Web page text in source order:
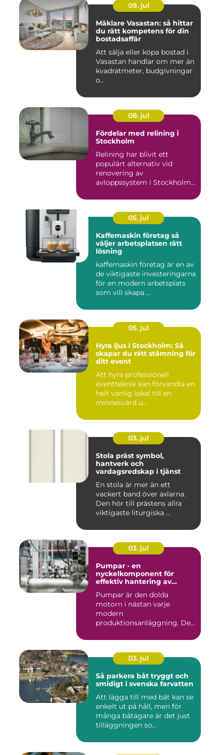
09. jul
Mäklare Vasastan: så hittar
du rätt kompetens för din
bostadsaffär
Att sälja eller köpa bostad i
Vasastan handlar om mer än
kvadratmeter, budgivningar
o...
08. jul
Fördelar med relining i
Stockholm
Relining har blivit ett
populärt alternativ vid
renovering av
avloppssystem i Stockholm.
05. jul
Kaffemaskin företag så
väljer arbetsplatsen rätt
lösning
kaffemaskin företag är en av
de viktigaste investeringarna
för en modern arbetsplats
som vill skapa ...
05. jul
Hyra ljus i Stockholm: Så
skapar du rätt stämning för
ditt event
Att hyra professionell
eventteknik kan förvandla en
helt vanlig lokal till en
minnesvärd u...
03. jul
Stola präst symbol,
hantverk och
vardagsredskap i tjänst
En stola är mer än ett
vackert band över axlarna.
Den hör till prästens allra
viktigaste liturgiska ...
03. jul
Pumpar - en
nyckelkomponent för
effektiv hantering av
Pumpar är den dolda
motorn i nästan varje
modern
produktionsanläggning. De
03. jul
Så parkera båt tryggt och
smidigt i svenska farvatten
Att lägga till med båt kan se
enkelt ut på håll, men för
många båtägare är det just
tilläggningen so...